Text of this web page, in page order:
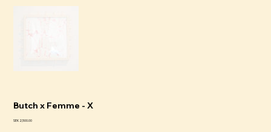
Butch x Femme - X
Pris
SEK 2,500.00